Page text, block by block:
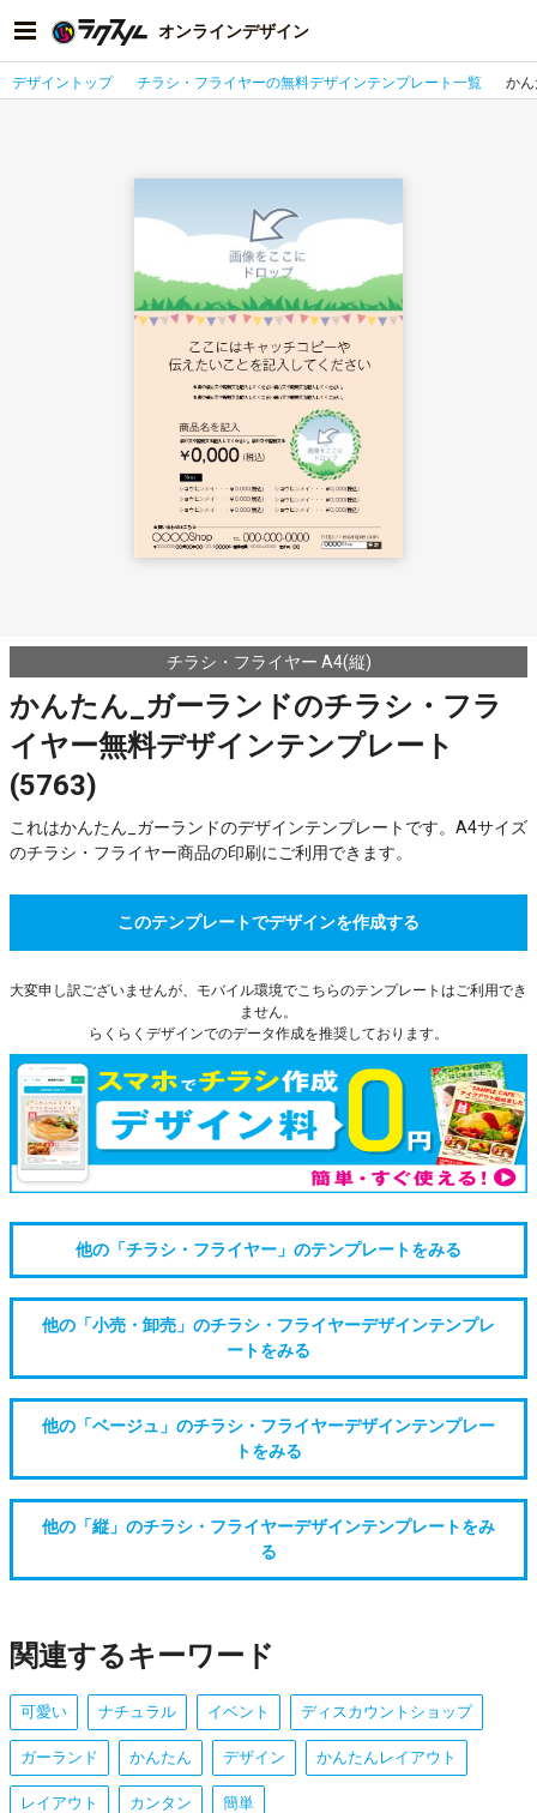
オンラインデザイン
デザイントップ チラシ・フライヤーの無料デザインテンプレート一覧 か
チラシ・フライヤー A4(縦)
かんたん_ガーランドのチラシ・フラ
イヤー無料デザインテンプレート
(5763)
これはかんたん_ガーランドのデザインテンプレートです。A4サイズ
のチラシ・フライヤー商品の印刷にご利用できます。
このテンプレートでデザインを作成する
大変申し訳ございませんが、モバイル環境でこちらのテンプレートはご利用でき
ません。
らくらくデザインでのデータ作成を推奨しております。
他の「チラシ・フライヤー」のテンプレートをみる
他の「小売・卸売」のチラシ・フライヤーデザインテンプレ
ートをみる
他の「ベージュ」のチラシ・フライヤーデザインテンプレー
トをみる
他の「縦」のチラシ・フライヤーデザインテンプレートをみ
る
関連するキーワード
可愛い ナチュラル イベント ディスカウントショップ
ガーランド かんたん デザイン かんたんレイアウト
レイアウト カンタン 簡単